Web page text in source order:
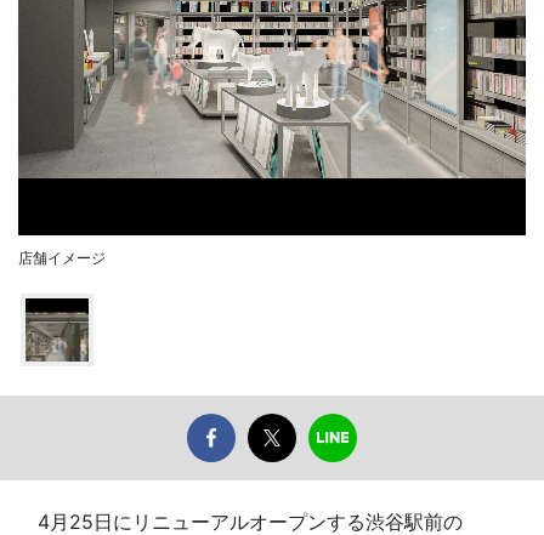
店舗イメージ
4月25日にリニューアルオープンする渋谷駅前の